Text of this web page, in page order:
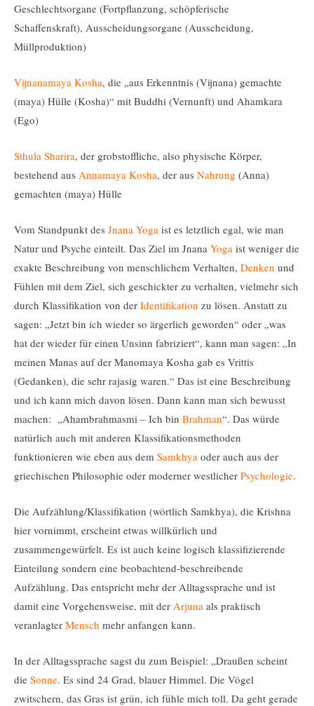
Geschlechtsorgane (Fortpflanzung, schöpferische
Schaffenskraft), Ausscheidungsorgane (Ausscheidung,
Müllproduktion)
Vijnanamaya Kosha, die „aus Erkenntnis (Vijnana) gemachte
(maya) Hülle (Kosha)“ mit Buddhi (Vernunft) und Ahamkara
(Ego)
Sthula Sharira, der grobstoffliche, also physische Körper,
bestehend aus Annamaya Kosha, der aus Nahrung (Anna)
gemachten (maya) Hülle
Vom Standpunkt des Jnana Yoga ist es letztlich egal, wie man
Natur und Psyche einteilt. Das Ziel im Jnana Yoga ist weniger die
exakte Beschreibung von menschlichem Verhalten, Denken und
Fühlen mit dem Ziel, sich geschickter zu verhalten, vielmehr sich
durch Klassifikation von der Identifikation zu lösen. Anstatt zu
sagen: „Jetzt bin ich wieder so ärgerlich geworden“ oder „was
hat der wieder für einen Unsinn fabriziert“, kann man sagen: „In
meinen Manas auf der Manomaya Kosha gab es Vrittis
(Gedanken), die sehr rajasig waren.“ Das ist eine Beschreibung
und ich kann mich davon lösen. Dann kann man sich bewusst
machen: „Ahambrahmasmi – Ich bin Brahman“. Das würde
natürlich auch mit anderen Klassifikationsmethoden
funktionieren wie eben aus dem Samkhya oder auch aus der
griechischen Philosophie oder moderner westlicher Psychologie.
Die Aufzählung/Klassifikation (wörtlich Samkhya), die Krishna
hier vornimmt, erscheint etwas willkürlich und
zusammengewürfelt. Es ist auch keine logisch klassifizierende
Einteilung sondern eine beobachtend-beschreibende
Aufzählung. Das entspricht mehr der Alltagssprache und ist
damit eine Vorgehensweise, mit der Arjuna als praktisch
veranlagter Mensch mehr anfangen kann.
In der Alltagssprache sagst du zum Beispiel: „Draußen scheint
die Sonne. Es sind 24 Grad, blauer Himmel. Die Vögel
zwitschern, das Gras ist grün, ich fühle mich toll. Da geht gerade